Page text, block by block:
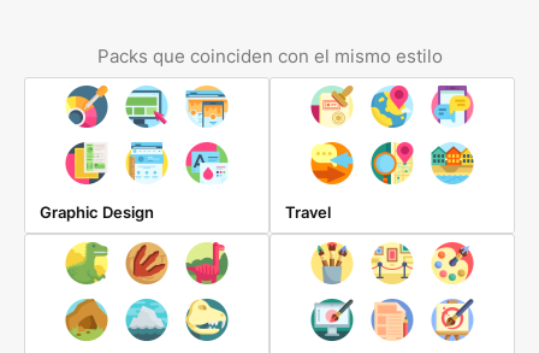
Packs que coinciden con el mismo estilo
Graphic Design Travel